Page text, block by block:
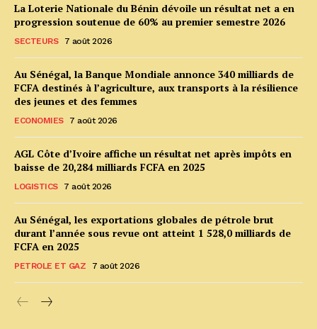
La Loterie Nationale du Bénin dévoile un résultat net a en
progression soutenue de 60% au premier semestre 2026
SECTEURS 7 août 2026
Au Sénégal, la Banque Mondiale annonce 340 milliards de
FCFA destinés à l’agriculture, aux transports à la résilience
des jeunes et des femmes
ECONOMIES 7 août 2026
AGL Côte d’Ivoire affiche un résultat net après impôts en
baisse de 20,284 milliards FCFA en 2025
LOGISTICS 7 août 2026
Au Sénégal, les exportations globales de pétrole brut
durant l’année sous revue ont atteint 1 528,0 milliards de
FCFA en 2025
PETROLE ET GAZ 7 août 2026